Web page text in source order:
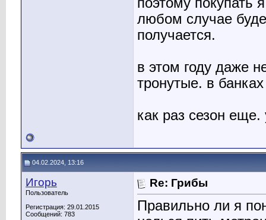
поэтому покупать
любом случае
получается.
в этом году даже
тронутые. в
как раз сезон еще.
04.02.2024, 13:16
Игорь
Пользователь
Регистрация: 29.01.2015
Сообщений: 783
Re: Грибы
Правильно ли я